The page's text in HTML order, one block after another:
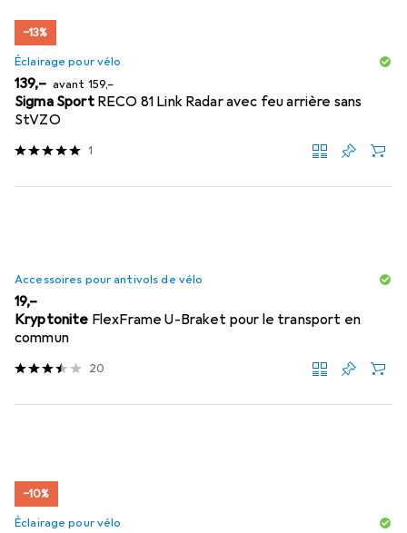
−13%
Éclairage pour vélo
EUR
139,– avant EUR
159,–
Sigma Sport RECO 81 Link Radar avec feu arrière sans
StVZO
1
Accessoires pour antivols de vélo
EUR
19,–
Kryptonite FlexFrame U-Braket pour le transport en
commun
20
−10%
Éclairage pour vélo